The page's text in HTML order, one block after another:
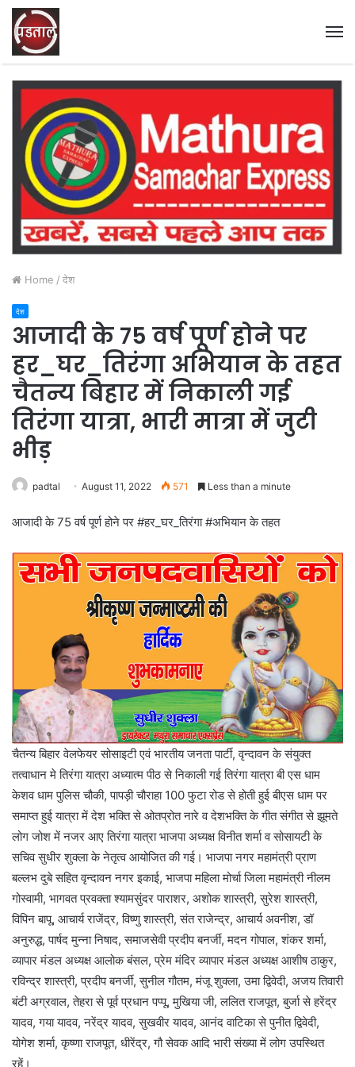
Home / देश
देश
आजादी के 75 वर्ष पूर्ण होने पर
हर_घर_तिरंगा अभियान के तहत
चैतन्य बिहार में निकाली गई
तिरंगा यात्रा, भारी मात्रा में जुटी
भीड़
padtal August 11, 2022 571 Less than a minute
आजादी के 75 वर्ष पूर्ण होने पर #हर_घर_तिरंगा #अभियान के तहत
चैतन्य बिहार वेलफेयर सोसाइटी एवं भारतीय जनता पार्टी, वृन्दावन के संयुक्त
तत्वाधान मे तिरंगा यात्रा अध्यात्म पीठ से निकाली गई तिरंगा यात्रा बी एस धाम
केशव धाम पुलिस चौकी, पापड़ी चौराहा 100 फुटा रोड से होती हुई बीएस धाम पर
समाप्त हुई यात्रा में देश भक्ति से ओतप्रोत नारे व देशभक्ति के गीत संगीत से झूमते
लोग जोश में नजर आए तिरंगा यात्रा भाजपा अध्यक्ष विनीत शर्मा व सोसायटी के
सचिव सुधीर शुक्ला के नेतृत्व आयोजित की गई। भाजपा नगर महामंत्री प्राण
बल्लभ दुबे सहित वृन्दावन नगर इकाई, भाजपा महिला मोर्चा जिला महामंत्री नीलम
गोस्वामी, भागवत प्रवक्ता श्यामसुंदर पाराशर, अशोक शास्त्री, सुरेश शास्त्री,
विपिन बापू, आचार्य राजेंद्र, विष्णु शास्त्री, संत राजेन्द्र, आचार्य अवनीश, डॉ
अनुरुद्ध, पार्षद मुन्ना निषाद, समाजसेवी प्रदीप बनर्जी, मदन गोपाल, शंकर शर्मा,
व्यापार मंडल अध्यक्ष आलोक बंसल, प्रेम मंदिर व्यापार मंडल अध्यक्ष आशीष ठाकुर,
रविन्द्र शास्त्री, प्रदीप बनर्जी, सुनील गौतम, मंजू शुक्ला, उमा द्विवेदी, अजय तिवारी
बंटी अग्रवाल, तेहरा से पूर्व प्रधान पप्पू, मुखिया जी, ललित राजपूत, बुर्जा से हरेंद्र
यादव, गया यादव, नरेंद्र यादव, सुखवीर यादव, आनंद वाटिका से पुनीत द्विवेदी,
योगेश शर्मा, कृष्णा राजपूत, धीरेंद्र, गौ सेवक आदि भारी संख्या में लोग उपस्थित
रहें।